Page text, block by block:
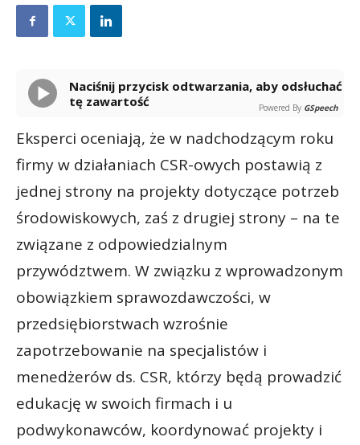
Naciśnij przycisk odtwarzania, aby odsłuchać
tę zawartość
Powered By GSpeech
Eksperci oceniają, że w nadchodzącym roku
firmy w działaniach CSR-owych postawią z
jednej strony na projekty dotyczące potrzeb
środowiskowych, zaś z drugiej strony – na te
związane z odpowiedzialnym
przywództwem. W związku z wprowadzonym
obowiązkiem sprawozdawczości, w
przedsiębiorstwach wzrośnie
zapotrzebowanie na specjalistów i
menedżerów ds. CSR, którzy będą prowadzić
edukację w swoich firmach i u
podwykonawców, koordynować projekty i